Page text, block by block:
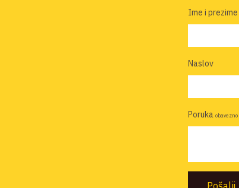
Ime i prezime
Naslov
Poruka obavezno
Pošalji